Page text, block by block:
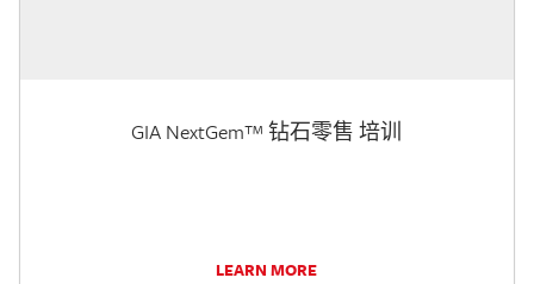
GIA NextGem™ 钻石零售 培训
LEARN MORE